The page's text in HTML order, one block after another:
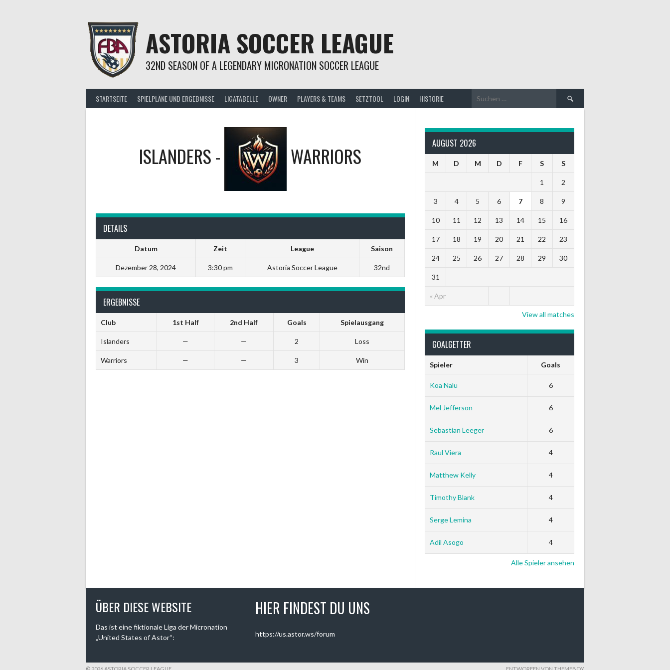
ASTORIA SOCCER LEAGUE
32ND SEASON OF A LEGENDARY MICRONATION SOCCER LEAGUE
STARTSEITE SPIELPLÄNE UND ERGEBNISSE LIGATABELLE OWNER PLAYERS & TEAMS SETZTOOL LOGIN HISTORIE
Suche
nach:
ISLANDERS- WARRIORS
DETAILS
Datum Zeit League Saison
Dezember 28, 2024 3:30 pm Astoria Soccer League 32nd
ERGEBNISSE
Club 1st Half 2nd Half Goals Spielausgang
Islanders — — 2 Loss
Warriors — — 3 Win
AUGUST 2026
M D M D F S S
« Apr
1 2
3 4 5 6 7 8 9
10 11 12 13 14 15 16
17 18 19 20 21 22 23
24 25 26 27 28 29 30
31
View all matches
GOALGETTER
Spieler Goals
Koa Nalu 6
Mel Jefferson 6
Sebastian Leeger 6
Raul Viera 4
Matthew Kelly 4
Timothy Blank 4
Serge Lemina 4
Adil Asogo 4
Alle Spieler ansehen
ÜBER DIESE WEBSITE
Das ist eine fiktionale Liga der Micronation
„United States of Astor“:
HIER FINDEST DU UNS
https://us.astor.ws/forum